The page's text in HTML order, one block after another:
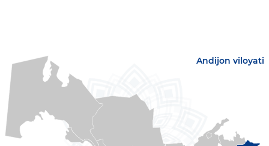
Andijon viloyati